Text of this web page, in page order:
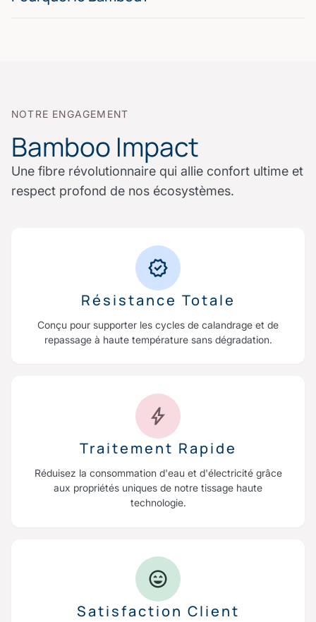
NOTRE ENGAGEMENT
Bamboo Impact
Une fibre révolutionnaire qui allie confort ultime et
respect profond de nos écosystèmes.
Résistance Totale
Conçu pour supporter les cycles de calandrage et de
repassage à haute température sans dégradation.
Traitement Rapide
Réduisez la consommation d'eau et d'électricité grâce
aux propriétés uniques de notre tissage haute
technologie.
Satisfaction Client